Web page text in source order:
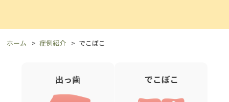
ホーム 症例紹介 でこぼこ